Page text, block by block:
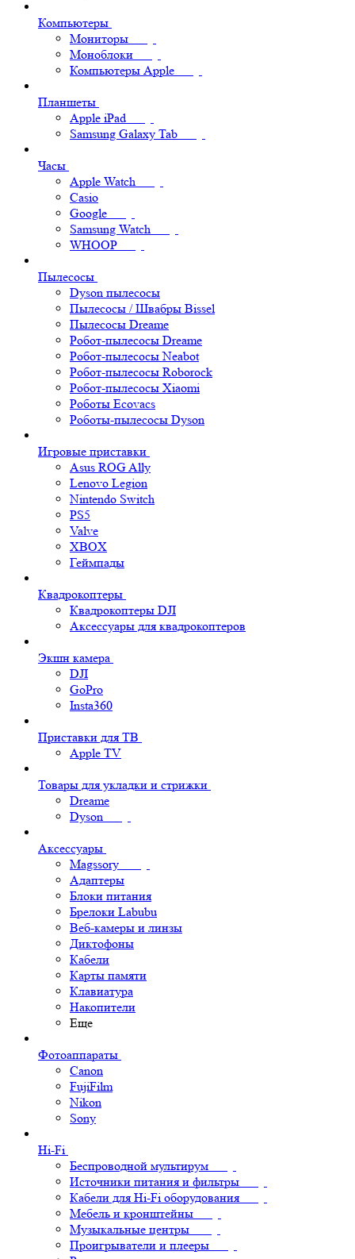
Компьютеры
Мониторы
Моноблоки
Компьютеры Apple
Планшеты
Apple iPad
Samsung Galaxy Tab
Часы
Apple Watch
Casio
Google
Samsung Watch
WHOOP
Пылесосы
Dyson пылесосы
Пылесосы / Швабры Bissel
Пылесосы Dreame
Робот-пылесосы Dreame
Робот-пылесосы Neabot
Робот-пылесосы Roborock
Робот-пылесосы Xiaomi
Роботы Ecovacs
Роботы-пылесосы Dyson
Игровые приставки
Asus ROG Ally
Lenovo Legion
Nintendo Switch
PS5
Valve
XBOX
Геймпады
Квадрокоптеры
Квадрокоптеры DJI
Аксессуары для квадрокоптеров
Экшн камера
DJI
GoPro
Insta360
Приставки для ТВ
Apple TV
Товары для укладки и стрижки
Dreame
Dyson
Аксессуары
Magssory
Адаптеры
Блоки питания
Брелоки Labubu
Веб-камеры и линзы
Диктофоны
Кабели
Карты памяти
Клавиатура
Накопители
Еще
Фотоаппараты
Canon
FujiFilm
Nikon
Sony
Hi-Fi
Беспроводной мультирум
Источники питания и фильтры
Кабели для Hi-Fi оборудования
Мебель и кронштейны
Музыкальные центры
Проигрыватели и плееры